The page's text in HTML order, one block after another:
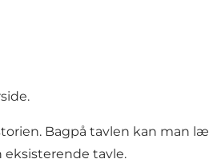
Bagpå tavlen kan man
tavle.